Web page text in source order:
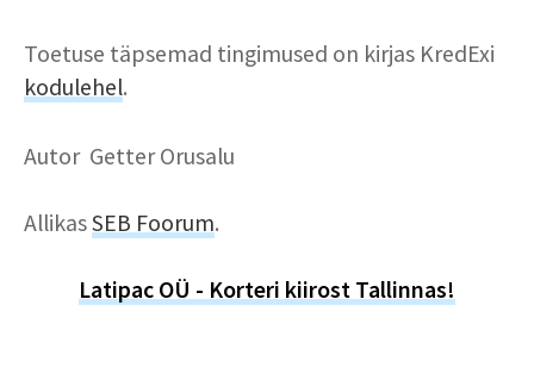
Toetuse täpsemad tingimused on kirjas KredExi
kodulehel.
Autor Getter Orusalu
AllikasSEB Foorum.
Latipac OÜ - Korteri kiirost Tallinnas!